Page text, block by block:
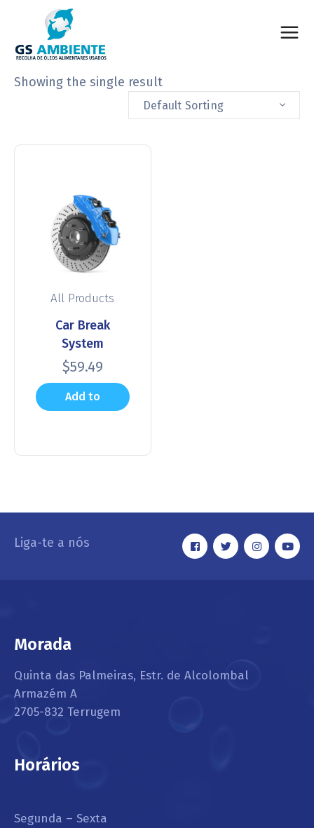
Showing the single result
Default Sorting
All Products
Car Break
System
$59.49
Add to
Liga-te a nós
Morada
Quinta das Palmeiras, Estr. de Alcolombal
Armazém A
2705-832 Terrugem
Horários
Segunda – Sexta